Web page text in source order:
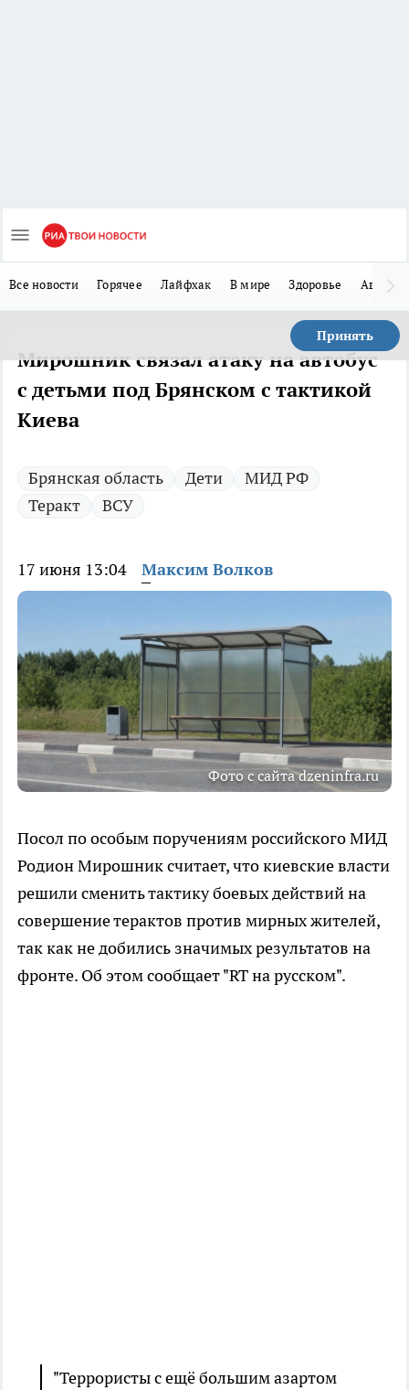
Все новости Горячее Лайфхак В мире Здоровье Авто
Принять
Мирошник связал атаку на автобус
с детьми под Брянском с тактикой
Киева
Брянская область Дети
МИД РФ
Теракт
ВСУ
17 июня 13:04 Максим Волков
Фото с сайта dzeninfra.ru
Посол по особым поручениям российского МИД
Родион Мирошник считает, что киевские власти
решили сменить тактику боевых действий на
совершение терактов против мирных жителей,
так как не добились значимых результатов на
фронте. Об этом сообщает "RT на русском".
"Террористы с ещё большим азартом